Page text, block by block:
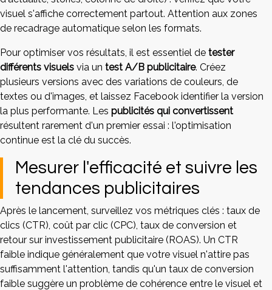
visuel s'affiche correctement partout. Attention aux zones
de recadrage automatique selon les formats.
Pour optimiser vos résultats, il est essentiel de tester
différents visuels via un test A/B publicitaire. Créez
plusieurs versions avec des variations de couleurs, de
textes ou d'images, et laissez Facebook identifier la version
la plus performante. Les publicités qui convertissent
résultent rarement d'un premier essai : l'optimisation
continue est la clé du succès.
Mesurer l'efficacité et suivre les
tendances publicitaires
Après le lancement, surveillez vos métriques clés : taux de
clics (CTR), coût par clic (CPC), taux de conversion et
retour sur investissement publicitaire (ROAS). Un CTR
faible indique généralement que votre visuel n'attire pas
suffisamment l'attention, tandis qu'un taux de conversion
faible suggère un problème de cohérence entre le visuel et